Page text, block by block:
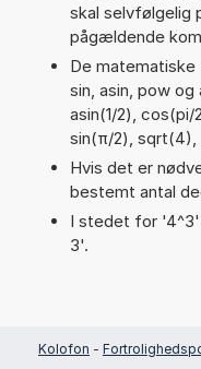
skal selvfølgelig
pågældende
De matematiske
sin, asin, pow
asin(1/2), cos(pi/
sin(π/2), sqrt(4),
Hvis det er
bestemt antal
I stedet for '4^3'
3'.
Kolofon -